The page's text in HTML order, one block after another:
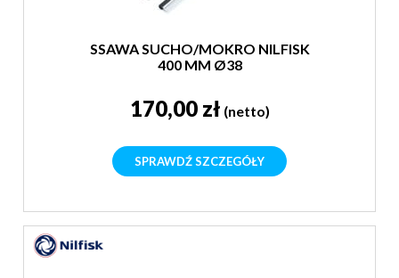
SSAWA SUCHO/MOKRO NILFISK
400 MM Ø38
170,00 zł (netto)
SPRAWDŹ SZCZEGÓŁY